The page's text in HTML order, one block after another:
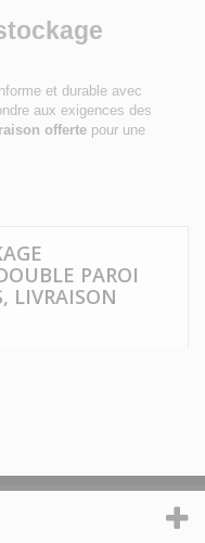
et durable avec
aux exigences des
offerte pour une
PAROI
LIVRAISON